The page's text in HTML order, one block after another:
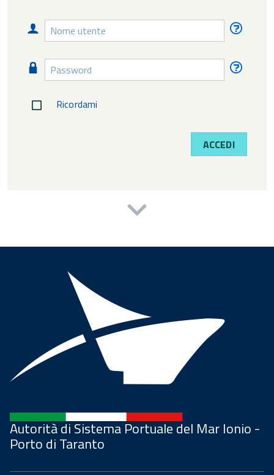
Nome
utente
Password
Ricordami
ACCEDI
Autorità di Sistema Portuale del Mar Ionio -
Porto di Taranto